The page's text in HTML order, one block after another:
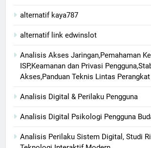
alternatif kaya787
alternatif link edwinslot
Analisis Akses Jaringan,Pemahaman
ISP,Keamanan dan Privasi
Akses,Panduan Teknis Lintas Perangkat
Analisis Digital & Perilaku Pengguna
Analisis Digital Psikologi Pengguna
Analisis Perilaku Sistem Digital, Studi